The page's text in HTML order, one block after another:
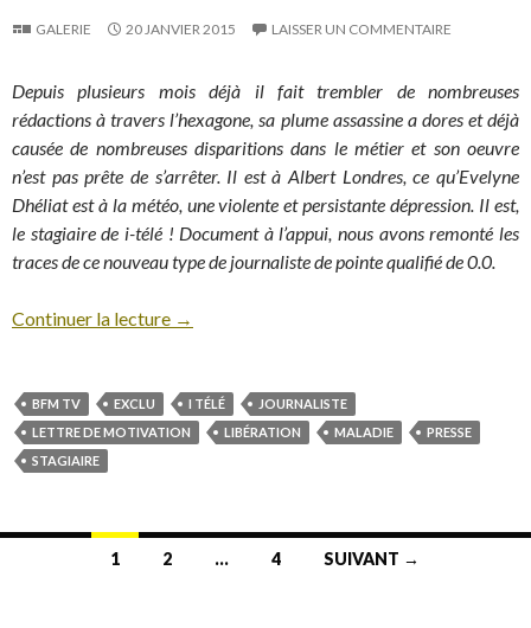
GALERIE 20 JANVIER 2015 LAISSER UN COMMENTAIRE
Depuis plusieurs mois déjà il fait trembler de nombreuses
rédactions à travers l’hexagone, sa plume assassine a dores et déjà
causée de nombreuses disparitions dans le métier et son oeuvre
n’est pas prête de s’arrêter. Il est à Albert Londres, ce qu’Evelyne
Dhéliat est à la météo, une violente et persistante dépression. Il est,
le stagiaire de i-télé ! Document à l’appui, nous avons remonté les
traces de ce nouveau type de journaliste de pointe qualifié de 0.0.
Continuer la lecture →
BFM TV EXCLU I TÉLÉ
JOURNALISTE
LETTRE DE MOTIVATION
LIBÉRATION MALADIE
PRESSE
STAGIAIRE
1 2 … 4 SUIVANT →